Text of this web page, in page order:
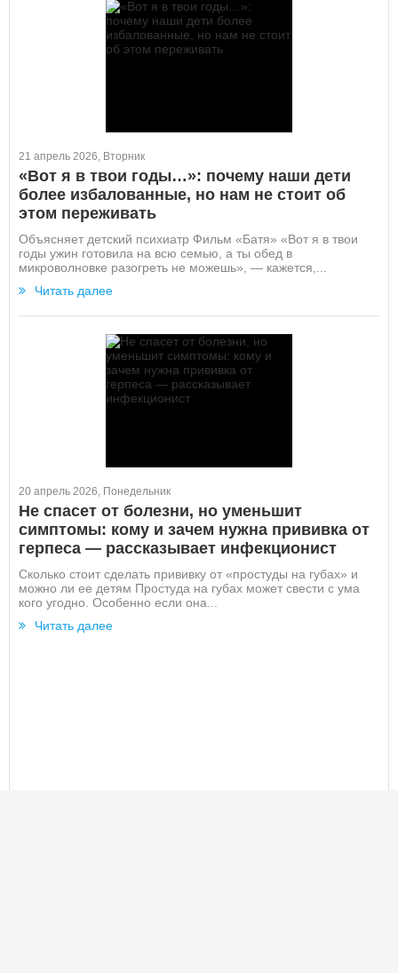
21 апрель 2026, Вторник
«Вот я в твои годы…»: почему наши дети
более избалованные, но нам не стоит об
этом переживать
Объясняет детский психиатр Фильм «Батя» «Вот я в твои
годы ужин готовила на всю семью, а ты обед в
микроволновке разогреть не можешь», — кажется,...
Читать далее
20 апрель 2026, Понедельник
Не спасет от болезни, но уменьшит
симптомы: кому и зачем нужна прививка от
герпеса — рассказывает инфекционист
Сколько стоит сделать прививку от «простуды на губах» и
можно ли ее детям Простуда на губах может свести с ума
кого угодно. Особенно если она...
Читать далее